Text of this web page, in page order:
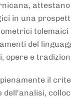
in una
del
e
il